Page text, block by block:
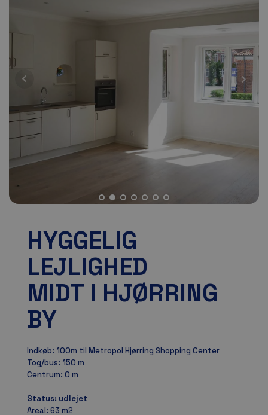
HYGGELIG
LEJLIGHED
MIDT I HJØRRING
BY
Indkøb: 100m til Metropol Hjørring Shopping Center
Tog/bus: 150 m
Centrum: 0 m
Status: udlejet
Areal: 63 m2